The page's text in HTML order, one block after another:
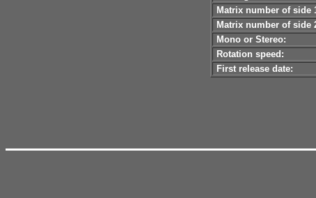
Matrix number of side
Matrix number of side
Mono or Stereo:
Rotation speed:
First release date: